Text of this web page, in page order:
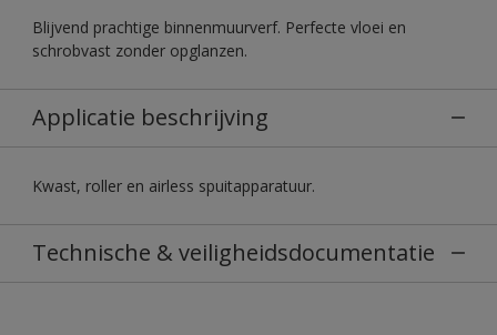
Blijvend prachtige binnenmuurverf. Perfecte vloei en
schrobvast zonder opglanzen.
Applicatie beschrijving
Kwast, roller en airless spuitapparatuur.
Technische & veiligheidsdocumentatie